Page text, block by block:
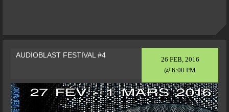
26 FEB, 2016
@ 6:00 PM
AUDIOBLAST FESTIVAL #4